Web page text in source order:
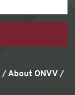
/ About ONVV/